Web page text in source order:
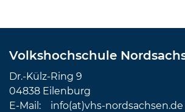
Volkshochschule
Dr.-Külz-Ring 9
04838 Eilenburg
E-Mail: info(at)vhs-nordsachsen.de